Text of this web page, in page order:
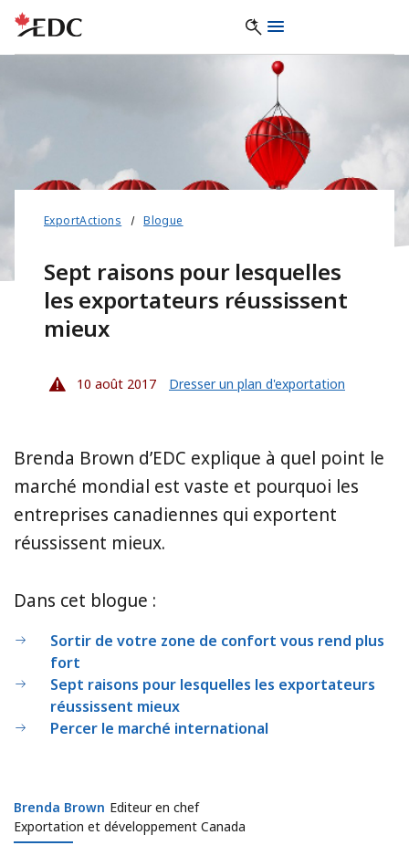
ExportActions Blogue
Sept raisons pour lesquelles
les exportateurs réussissent
mieux
10 août 2017 Dresser un plan d'exportation
Brenda Brown d’EDC explique à quel point le
marché mondial est vaste et pourquoi les
entreprises canadiennes qui exportent
réussissent mieux.
Dans cet blogue :
Sortir de votre zone de confort vous rend plus
fort
Sept raisons pour lesquelles les exportateurs
réussissent mieux
Percer le marché international
Brenda Brown
Brenda Brown Editeur en chef
Exportation et développement Canada